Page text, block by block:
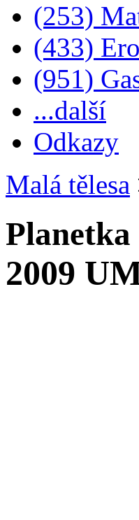
(253)
(433)
(951)
...další
Odkazy
Malá tělesa
Planetka
2009